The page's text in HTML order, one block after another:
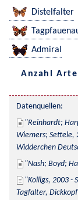
Distelfalter
Admiral
Anzahl
Datenquellen:
Reinhardt;
Wiemers; Settele,
Widderchen
Nash; Boyd;
Kolligs, 2003 -
Tagfalter,